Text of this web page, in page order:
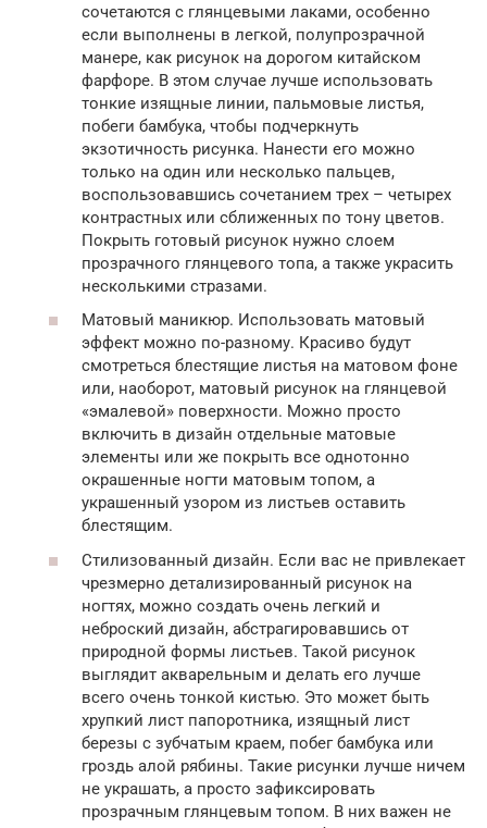
сочетаются с глянцевыми лаками, особенно
если выполнены в легкой, полупрозрачной
манере, как рисунок на дорогом китайском
фарфоре. В этом случае лучше использовать
тонкие изящные линии, пальмовые листья,
побеги бамбука, чтобы подчеркнуть
экзотичность рисунка. Нанести его можно
только на один или несколько пальцев,
воспользовавшись сочетанием трех – четырех
контрастных или сближенных по тону цветов.
Покрыть готовый рисунок нужно слоем
прозрачного глянцевого топа, а также украсить
несколькими стразами.
Матовый маникюр. Использовать матовый
эффект можно по-разному. Красиво будут
смотреться блестящие листья на матовом фоне
или, наоборот, матовый рисунок на глянцевой
«эмалевой» поверхности. Можно просто
включить в дизайн отдельные матовые
элементы или же покрыть все однотонно
окрашенные ногти матовым топом, а
украшенный узором из листьев оставить
блестящим.
Стилизованный дизайн. Если вас не привлекает
чрезмерно детализированный рисунок на
ногтях, можно создать очень легкий и
неброский дизайн, абстрагировавшись от
природной формы листьев. Такой рисунок
выглядит акварельным и делать его лучше
всего очень тонкой кистью. Это может быть
хрупкий лист папоротника, изящный лист
березы с зубчатым краем, побег бамбука или
гроздь алой рябины. Такие рисунки лучше ничем
не украшать, а просто зафиксировать
прозрачным глянцевым топом. В них важен не